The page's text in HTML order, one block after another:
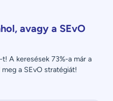
avagy a SEvO
A keresések 73%-a már a
a SEvO stratégiát!